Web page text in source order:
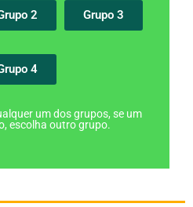
2 Grupo 3
4
um dos grupos, se um
escolha outro grupo.